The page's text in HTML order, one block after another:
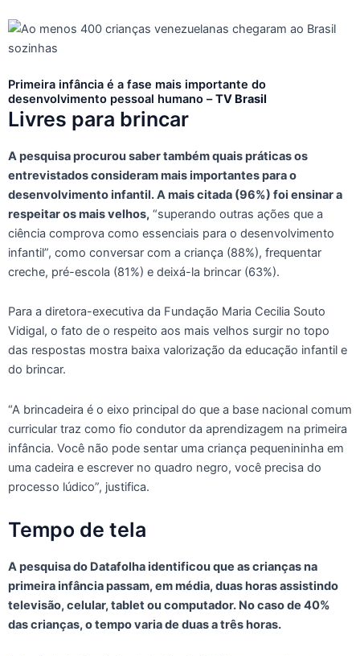
Primeira infância é a fase mais importante do
desenvolvimento pessoal humano –TV Brasil
Livres para brincar
A pesquisa procurou saber também quais práticas os
entrevistados consideram mais importantes para o
desenvolvimento infantil. A mais citada (96%) foi ensinar a
respeitar os mais velhos, “superando outras ações que a
ciência comprova como essenciais para o desenvolvimento
infantil”, como conversar com a criança (88%), frequentar
creche, pré-escola (81%) e deixá-la brincar (63%).
Para a diretora-executiva da Fundação Maria Cecilia Souto
Vidigal, o fato de o respeito aos mais velhos surgir no topo
das respostas mostra baixa valorização da educação infantil e
do brincar.
“A brincadeira é o eixo principal do que a base nacional comum
curricular traz como fio condutor da aprendizagem na primeira
infância. Você não pode sentar uma criança pequenininha em
uma cadeira e escrever no quadro negro, você precisa do
processo lúdico”, justifica.
Tempo de tela
A pesquisa do Datafolha identificou que as crianças na
primeira infância passam, em média, duas horas assistindo
televisão, celular, tablet ou computador. No caso de 40%
das crianças, o tempo varia de duas a três horas.